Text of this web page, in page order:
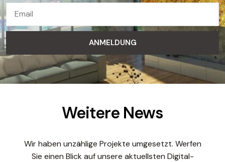
ANMELDUNG
Weitere News
Wir haben unzählige Projekte umgesetzt. Werfen
Sie einen Blick auf unsere aktuellsten Digital-